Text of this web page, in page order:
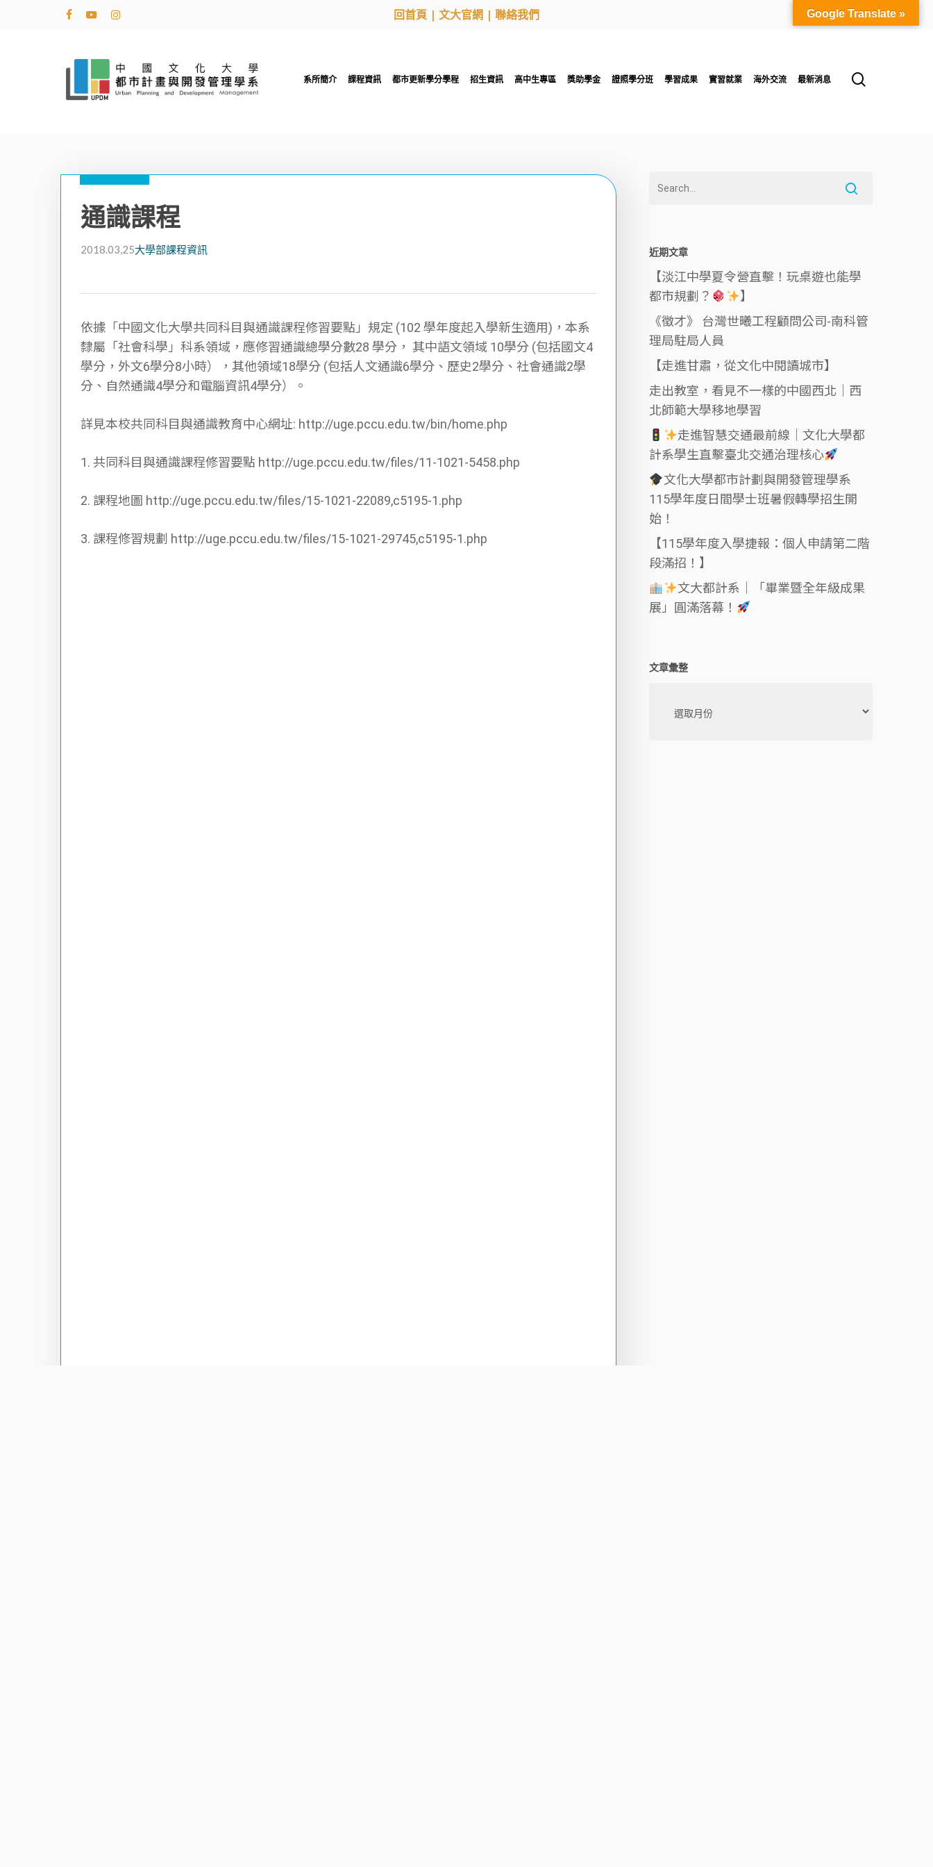
facebookyoutubeinstagram
回首頁| 文大官網| 聯絡我們
系所簡介 課程資訊 都市更新學分學程 招生資訊 高中生專區 獎助學金 證照學分班 學習成果 實習就業 海外交流 最新消息
通識課程
2018.03,25大學部課程資訊
依據「中國文化大學共同科目與通識課程修習要點」規定 (102 學年度起入學新生適用)，本系
隸屬「社會科學」科系領域，應修習通識總學分數28 學分， 其中語文領域 10學分 (包括國文4
學分，外文6學分8小時），其他領域18學分 (包括人文通識6學分、歷史2學分、社會通識2學
分、自然通識4學分和電腦資訊4學分）。
詳見本校共同科目與通識教育中心網址: http://uge.pccu.edu.tw/bin/home.php
1. 共同科目與通識課程修習要點 http://uge.pccu.edu.tw/files/11-1021-5458.php
2. 課程地圖 http://uge.pccu.edu.tw/files/15-1021-22089,c5195-1.php
3. 課程修習規劃 http://uge.pccu.edu.tw/files/15-1021-29745,c5195-1.php
近期文章
【淡江中學夏令營直擊！玩桌遊也能學
都市規劃？
】
《徵才》 台灣世曦工程顧問公司-南科管
理局駐局人員
【走進甘肅，從文化中閱讀城市】
走出教室，看見不一樣的中國西北｜西
北師範大學移地學習
走進智慧交通最前線｜文化大學都
計系學生直擊臺北交通治理核心
文化大學都市計劃與開發管理學系
115學年度日間學士班暑假轉學招生開
始！
【115學年度入學捷報：個人申請第二階
段滿招！】
文大都計系｜「畢業暨全年級成果
展」圓滿落幕！
文章彙整
Google Translate »